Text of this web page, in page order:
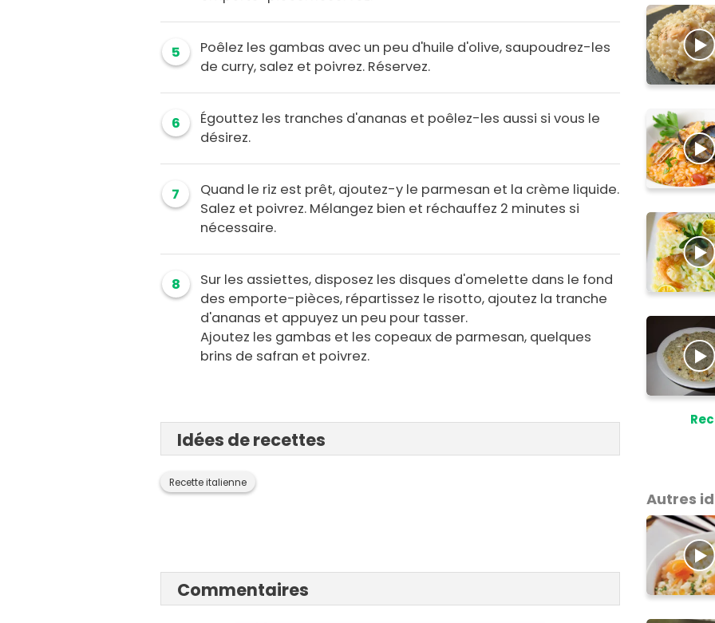
5
Poêlez les gambas avec un peu d'huile d'olive, saupoudrez-les
de curry, salez et poivrez. Réservez.
6
Égouttez les tranches d'ananas et poêlez-les aussi si vous le
désirez.
7
Quand le riz est prêt, ajoutez-y le parmesan et la crème liquide.
Salez et poivrez. Mélangez bien et réchauffez 2 minutes si
nécessaire.
8
Sur les assiettes, disposez les disques d'omelette dans le fond
des emporte-pièces, répartissez le risotto, ajoutez la tranche
d'ananas et appuyez un peu pour tasser.
Ajoutez les gambas et les copeaux de parmesan, quelques
brins de safran et poivrez.
Idées de recettes
Recette italienne
Commentaires
Autres